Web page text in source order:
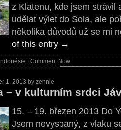
z Klatenu, kde jsem strávil
udělat výlet do Sola, ale
několika důvodů už se mi
of this entry →
Indonésie Comment Now
1, 2013 by zennie
– v kulturním srdci
15. – 19. březen 2013 Do
Jsem nevyspaný, z vlaku